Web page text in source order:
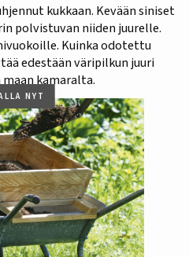
kukkaan. Kevään siniset
polvistuvan niiden juurelle.
Kuinka odotettu
edestään väripilkun juuri
kamaralta.
NYT